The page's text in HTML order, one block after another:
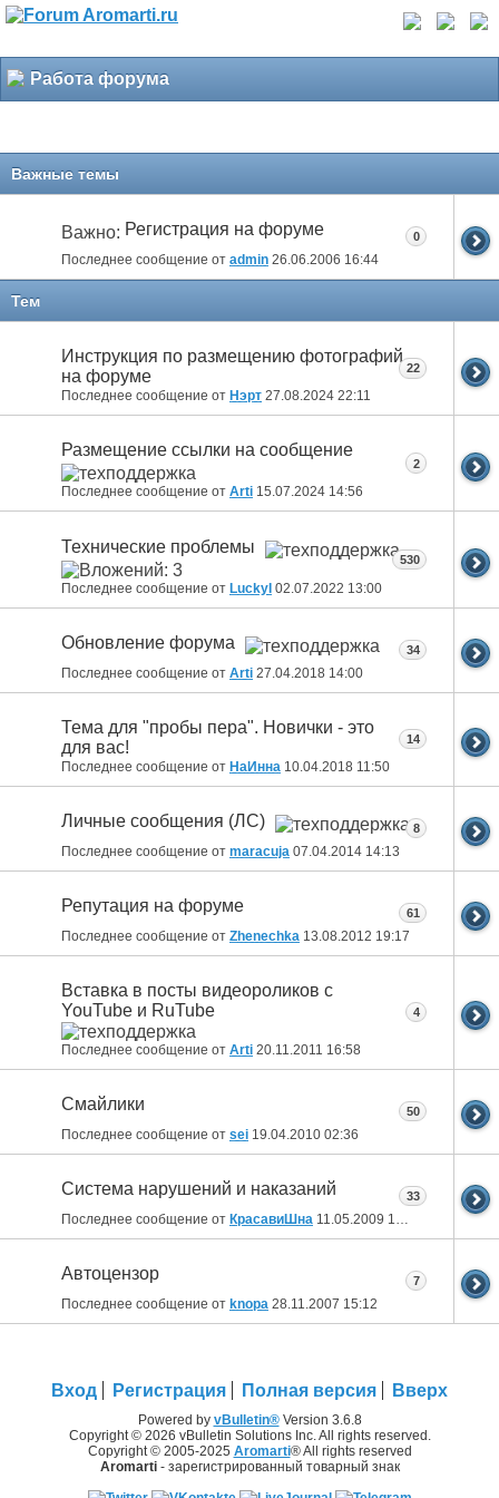
Работа форума
Важные темы
Важно: Регистрация на форуме
Последнее сообщение от admin 26.06.2006 16:44
0
Тем
Инструкция по размещению фотографий
на форуме
Последнее сообщение от Нэрт 27.08.2024 22:11
22
Размещение ссылки на сообщение
Последнее сообщение от Arti 15.07.2024 14:56
2
Технические проблемы
Последнее сообщение от LuckyI 02.07.2022 13:00
530
Обновление форума
Последнее сообщение от Arti 27.04.2018 14:00
34
Тема для "пробы пера". Новички - это
для вас!
Последнее сообщение от НаИнна 10.04.2018 11:50
14
Личные сообщения (ЛС)
Последнее сообщение от maracuja 07.04.2014 14:13
8
Репутация на форуме
Последнее сообщение от Zhenechka 13.08.2012 19:17
61
Вставка в посты видеороликов с
YouTube и RuTube
Последнее сообщение от Arti 20.11.2011 16:58
4
Смайлики
Последнее сообщение от sei 19.04.2010 02:36
50
Система нарушений и наказаний
Последнее сообщение от КрасавиШна 11.05.2009 10:42
33
Автоцензор
Последнее сообщение от knopa 28.11.2007 15:12
7
Вход Регистрация Полная версия Вверх
Powered by vBulletin®Version 3.6.8
Copyright © 2026 vBulletin Solutions Inc. All rights reserved.
Copyright © 2005-2025 Aromarti® All rights reserved
Aromarti- зарегистрированный товарный знак